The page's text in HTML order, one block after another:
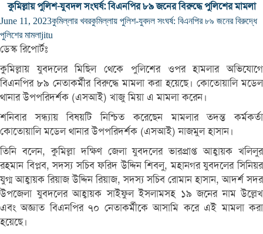
কুমিল্লায় পুলিশ-যুবদল সংঘর্ষ: বিএনপির ৮৯ জনের বিরুদ্ধে পুলিশের মামলা
June 11, 2023কুমিল্লার খবরকুমিল্লায় পুলিশ-যুবদল সংঘর্ষ: বিএনপির ৮৯ জনের বিরুদ্ধে
পুলিশের মামলাjitu
ডেস্ক রিপোর্টঃ
কুমিল্লায় যুবদলের মিছিল থেকে পুলিশের ওপর হামলার অভিযোগে
বিএনপির ৮৯ নেতাকর্মীর বিরুদ্ধে মামলা করা হয়েছে। কোতোয়ালি মডেল
থানার উপপরিদর্শক (এসআই) খাজু মিয়া এ মামলা করেন।
শনিবার সন্ধ্যায় বিষয়টি নিশ্চিত করেছেন মামলার তদন্ত কর্মকর্তা
কোতোয়ালি মডেল থানার উপপরিদর্শক (এসআই) নাজমুল হাসান।
তিনি বলেন, কুমিল্লা দক্ষিণ জেলা যুবদলের ভারপ্রাপ্ত আহ্বায়ক খলিলুর
রহমান বিপ্লব, সদস্য সচিব ফরিদ উদ্দিন শিবলু, মহানগর যুবদলের সিনিয়র
যুগ্ম আহ্বায়ক রিয়াজ উদ্দিন রিয়াজ, সদস্য সচিব রোমান হাসান, আদর্শ সদর
উপজেলা যুবদলের আহ্বায়ক সাইফুল ইসলামসহ ১৯ জনের নাম উল্লেখ
এবং অজ্ঞাত বিএনপির ৭০ নেতাকর্মীকে আসামি করে এই মামলা করা
হয়েছে।